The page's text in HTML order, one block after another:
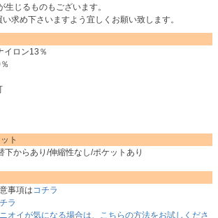
生じるものもございます。
求め下さいますよう宜しくお願い致します。
ロン13％
ト
下からあり/伸縮性なし/ポケットあり
事項は コチラ
ラ
オイが気になる場合は、こちらの方法をお試しくださ